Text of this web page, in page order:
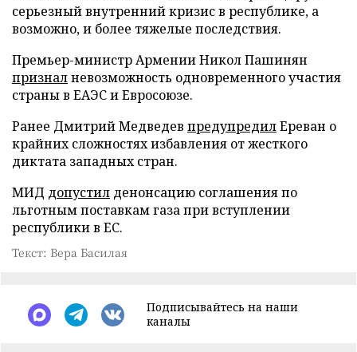
серьезный внутренний кризис в республике, а
возможно, и более тяжелые последствия.
Премьер-министр Армении Никол Пашинян
призналневозможность одновременного участия
страны в ЕАЭС и Евросоюзе.
Ранее Дмитрий Медведев предупредилЕреван о
крайних сложностях избавления от жесткого
диктата западных стран.
МИД допустил денонсацию соглашения по
льготным поставкам газа при вступлении
республики в ЕС.
Текст: Вера Басилая
Подписывайтесь на наши
каналы